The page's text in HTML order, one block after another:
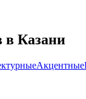
в Казани
Акцентные